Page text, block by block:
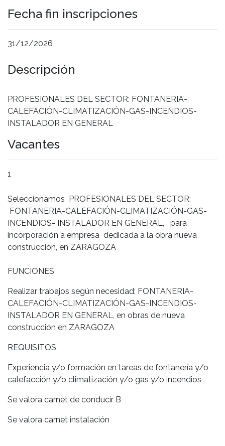
Fecha fin inscripciones
31/12/2026
Descripción
PROFESIONALES DEL SECTOR: FONTANERIA-
CALEFACIÓN-CLIMATIZACIÓN-GAS-INCENDIOS-
INSTALADOR EN GENERAL
Vacantes
1
Seleccionamos PROFESIONALES DEL SECTOR:
FONTANERIA-CALEFACIÓN-CLIMATIZACIÓN-GAS-
INCENDIOS- INSTALADOR EN GENERAL, para
incorporación a empresa dedicada a la obra nueva
construcción, en ZARAGOZA
FUNCIONES
Realizar trabajos según necesidad: FONTANERIA-
CALEFACIÓN-CLIMATIZACIÓN-GAS-INCENDIOS-
INSTALADOR EN GENERAL, en obras de nueva
construcción en ZARAGOZA
REQUISITOS
Experiencia y/o formación en tareas de fontanería y/o
calefacción y/o climatización y/o gas y/o incendios
Se valora carnet de conducir B
Se valora carnet instalación